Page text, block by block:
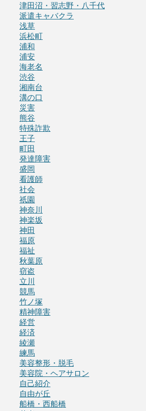
津田沼・習志野・八千代
派遣キャバクラ
浅草
浜松町
浦和
浦安
海老名
渋谷
湘南台
溝の口
災害
熊谷
特殊詐欺
王子
町田
発達障害
盛岡
看護師
社会
祇園
神奈川
神楽坂
神田
福原
福祉
秋葉原
窃盗
立川
競馬
竹ノ塚
精神障害
経営
経済
綾瀬
練馬
美容整形・脱毛
美容院・ヘアサロン
自己紹介
自由が丘
船橋・西船橋